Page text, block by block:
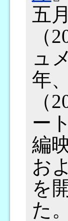
五
（
ュ
年
（
ー
編
お
を
た。